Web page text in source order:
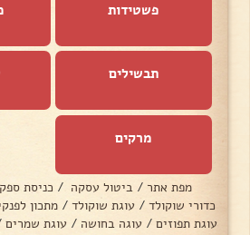
פשטידות
תבשילים
מרקים
מפת אתר / ביטול עסקה / כניסת
כדורי שוקולד / עוגת שוקולד / מתכון
עוגת תפוזים / עוגה בחושה / עוגת שמרים